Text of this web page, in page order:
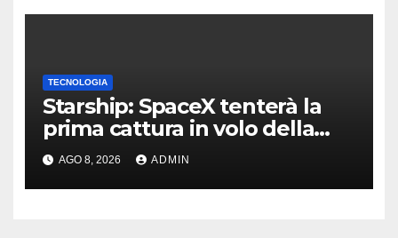
TECNOLOGIA
Starship: SpaceX tenterà la
prima cattura in volo della
navetta
AGO 8, 2026 ADMIN